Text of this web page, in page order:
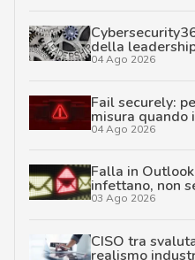
della
04 Ago 2026
Fail securely:
misura quando
04 Ago 2026
Falla in
infettano, non
03 Ago 2026
CISO tra
realismo